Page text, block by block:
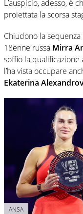
L’auspicio, adesso, è
proiettata la scorsa
Chiudono la
18enne russa Mirra
soffio la qualificazione
l’ha vista occupare
Ekaterina
ANSA